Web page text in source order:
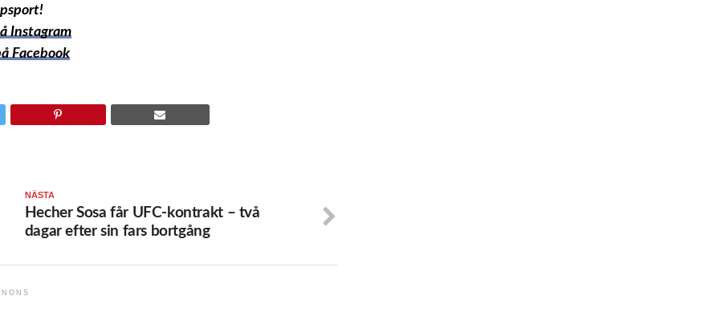
Instagram
Facebook
NÄSTA
Hecher Sosa får UFC-kontrakt – två
dagar efter sin fars bortgång